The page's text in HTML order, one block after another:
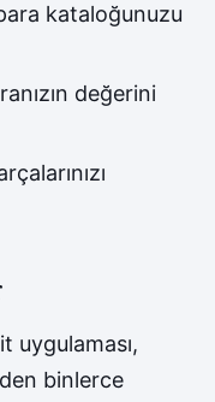
kataloğunuzu
değerini
uygulaması,
binlerce